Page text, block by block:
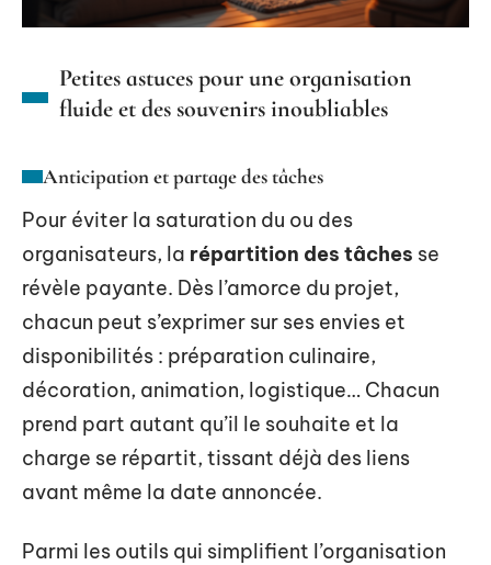
Petites astuces pour une organisation
fluide et des souvenirs inoubliables
Anticipation et partage des tâches
Pour éviter la saturation du ou des
organisateurs, la répartition des tâches se
révèle payante. Dès l’amorce du projet,
chacun peut s’exprimer sur ses envies et
disponibilités : préparation culinaire,
décoration, animation, logistique… Chacun
prend part autant qu’il le souhaite et la
charge se répartit, tissant déjà des liens
avant même la date annoncée.
Parmi les outils qui simplifient l’organisation